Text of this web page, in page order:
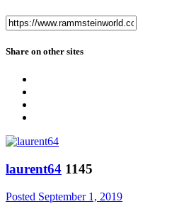
Share on other sites
laurent64 1145
Posted September 1, 2019